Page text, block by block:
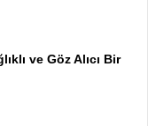
ve Göz Alıcı Bir